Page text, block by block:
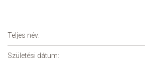
Teljes név:
Születési dátum: